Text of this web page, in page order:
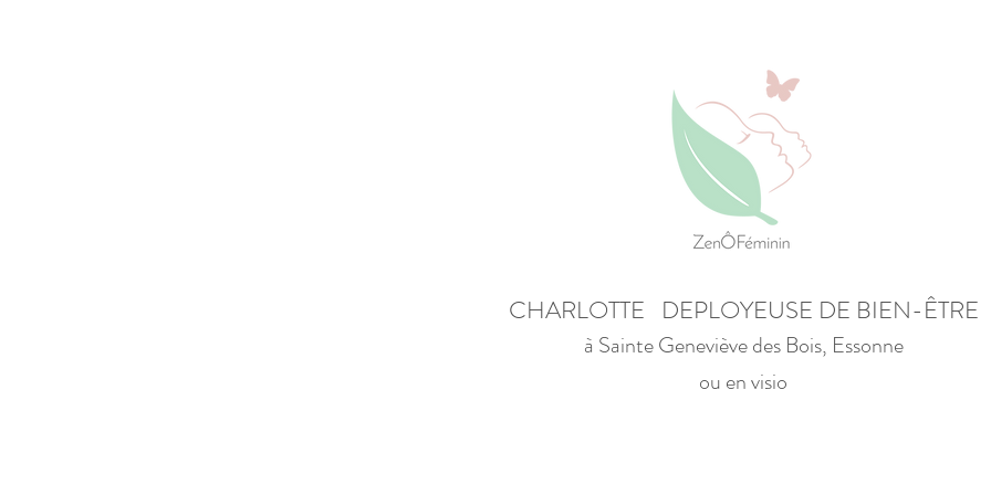
CHARLOTTE DEPLOYEUSE DE BIEN-ÊTRE
à Sainte Geneviève des Bois, Essonne
ou en visio